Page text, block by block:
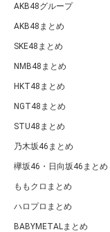
AKB48グループ
AKB48まとめ
SKE48まとめ
NMB48まとめ
HKT48まとめ
NGT48まとめ
STU48まとめ
乃木坂46まとめ
欅坂46・日向坂46まとめ
ももクロまとめ
ハロプロまとめ
BABYMETALまとめ